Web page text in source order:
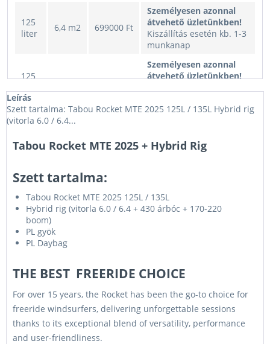
125
liter
6,4 m2 699000 Ft
Személyesen azonnal
átvehető üzletünkben!
Kiszállítás esetén kb. 1-3
munkanap
125
6,0 m2 699000 Ft
Személyesen azonnal
átvehető üzletünkben!
liter
Személyesen azonnal
Kiszállítás esetén kb. 1-3
munkanap
Leírás
Szett tartalma: Tabou Rocket MTE 2025 125L / 135L Hybrid rig
(vitorla 6.0 / 6.4...
Tabou Rocket MTE 2025 + Hybrid Rig
Szett tartalma:
Tabou Rocket MTE 2025 125L / 135L
Hybrid rig (vitorla 6.0 / 6.4 + 430 árbóc + 170-220
boom)
PL gyök
PL Daybag
THE BEST FREERIDE CHOICE
For over 15 years, the Rocket has been the go-to choice for
freeride windsurfers, delivering unforgettable sessions
thanks to its exceptional blend of versatility, performance
and user-friendliness.